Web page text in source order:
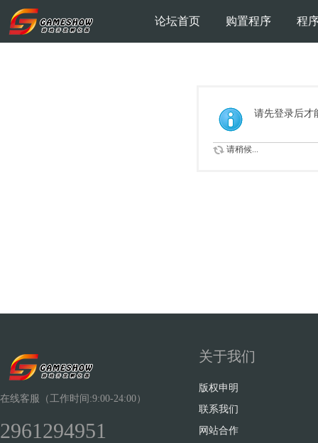
论坛首页 购置程序 程
请先登录后才
请稍候...
在线客服（工作时间:9:00-24:00）
2961294951
关于我们
版权申明
联系我们
网站合作